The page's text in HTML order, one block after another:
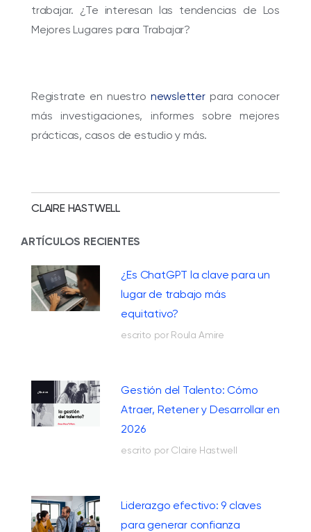
trabajar. ¿Te interesan las tendencias de Los
Mejores Lugares para Trabajar?
Registrate en nuestro newsletterpara conocer
más investigaciones, informes sobre mejores
prácticas, casos de estudio y más.
CLAIRE HASTWELL
ARTÍCULOS RECIENTES
¿Es ChatGPT la clave para un
lugar de trabajo más
equitativo?
escrito por Roula Amire
Gestión del Talento: Cómo
Atraer, Retener y Desarrollar en
2026
escrito por Claire Hastwell
Liderazgo efectivo: 9 claves
para generar confianza